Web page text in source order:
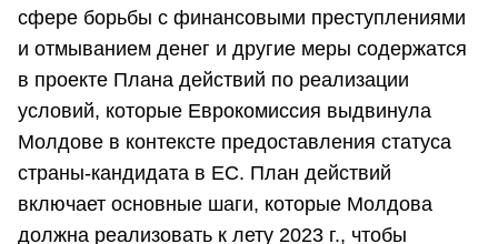
сфере борьбы с финансовыми преступлениями
и отмыванием денег и другие меры содержатся
в проекте Плана действий по реализации
условий, которые Еврокомиссия выдвинула
Молдове в контексте предоставления статуса
страны-кандидата в ЕС. План действий
включает основные шаги, которые Молдова
должна реализовать к лету 2023 г., чтобы